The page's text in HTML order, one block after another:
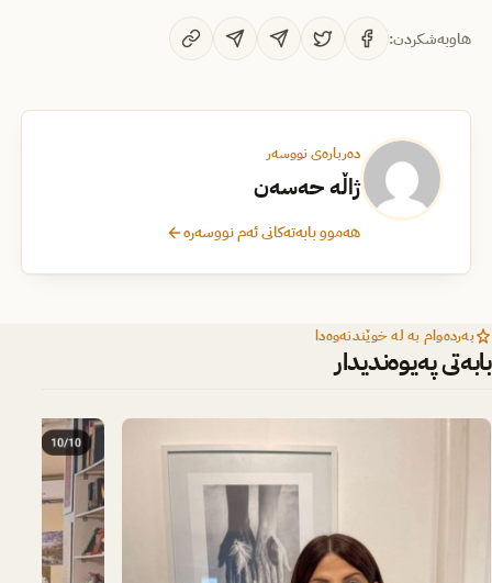
هاوبەشکردن:
دەربارەی نووسەر
ژاڵە حەسەن
هەموو بابەتەکانی ئەم نووسەرە
بەردەوام بە لە خوێندنەوەدا
بابەتی پەیوەندیدار